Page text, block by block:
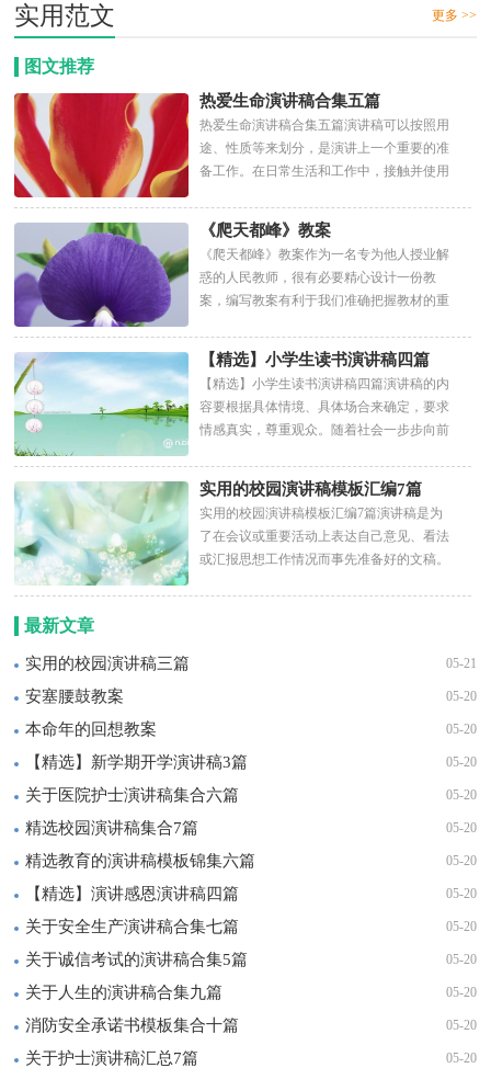
实用范文 更多 >>
图文推荐
热爱生命演讲稿合集五篇
热爱生命演讲稿合集五篇演讲稿可以按照用
途、性质等来划分，是演讲上一个重要的准
备工作。在日常生活和工作中，接触并使用
《爬天都峰》教案
《爬天都峰》教案作为一名专为他人授业解
惑的人民教师，很有必要精心设计一份教
案，编写教案有利于我们准确把握教材的重
【精选】小学生读书演讲稿四篇
【精选】小学生读书演讲稿四篇演讲稿的内
容要根据具体情境、具体场合来确定，要求
情感真实，尊重观众。随着社会一步步向前
实用的校园演讲稿模板汇编7篇
实用的校园演讲稿模板汇编7篇演讲稿是为
了在会议或重要活动上表达自己意见、看法
或汇报思想工作情况而事先准备好的文稿。
最新文章
05-21
实用的校园演讲稿三篇
05-20
安塞腰鼓教案
05-20
本命年的回想教案
05-20
【精选】新学期开学演讲稿3篇
05-20
关于医院护士演讲稿集合六篇
05-20
精选校园演讲稿集合7篇
05-20
精选教育的演讲稿模板锦集六篇
05-20
【精选】演讲感恩演讲稿四篇
05-20
关于安全生产演讲稿合集七篇
05-20
关于诚信考试的演讲稿合集5篇
05-20
关于人生的演讲稿合集九篇
05-20
消防安全承诺书模板集合十篇
05-20
关于护士演讲稿汇总7篇